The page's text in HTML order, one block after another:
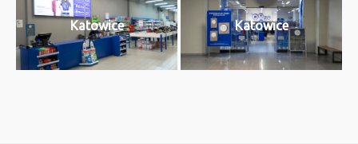
Katowice Katowice